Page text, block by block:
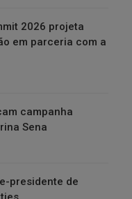
2026 projeta
em parceria com a
campanha
Sena
presidente de